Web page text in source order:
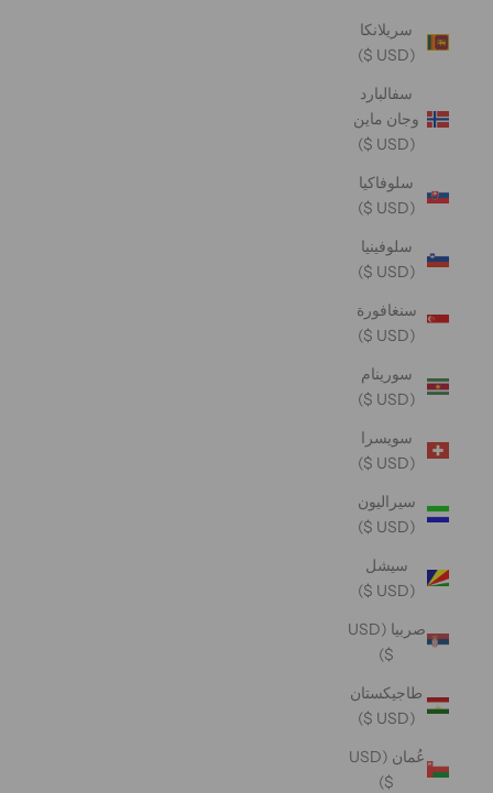
سريلانكا
(USD $)
سفالبارد
وجان ماين
(USD $)
سلوفاكيا
(USD $)
سلوفينيا
(USD $)
سنغافورة
(USD $)
سورينام
(USD $)
سويسرا
(USD $)
سيراليون
(USD $)
سيشل
(USD $)
صربيا (USD
$)
طاجيكستان
(USD $)
عُمان (USD
$)